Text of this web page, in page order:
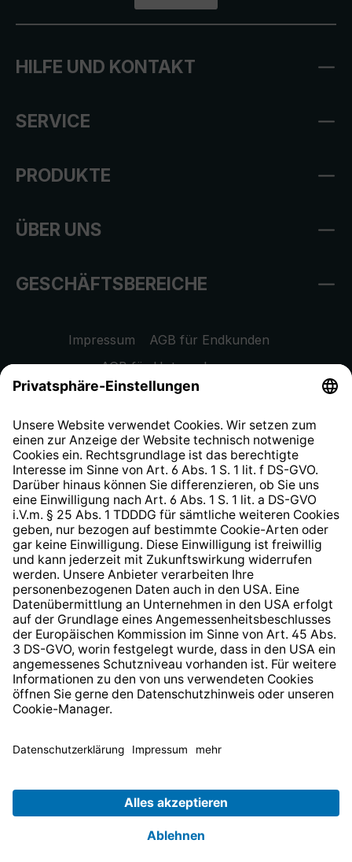
HILFE UND KONTAKT
SERVICE
PRODUKTE
ÜBER UNS
GESCHÄFTSBEREICHE
Impressum
AGB für Endkunden
AGB für Unternehmen
Datenschutzhinweis
Widerrufsrecht
Hinweisgeberschutzsystem
Barrierefreiheit
* Alle Preise inkl. gesetzl. Mehrwertsteuer zzgl.
anders angegeben.
© 2026 TechniSat Digital GmbH
TechniSat ist ein Unternehmen der